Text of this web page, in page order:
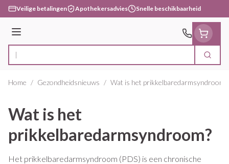
Ga naar de inhoud
Veilige betalingen Apothekersadvies Snelle beschikbaarheid
Menu
Product, merk, categorie... Zoek
Home / Gezondheidsnieuws / Wat is het prikkelbaredarmsyndroom?
Wat is het
prikkelbaredarmsyndroom?
Het prikkelbaredarmsyndroom (PDS) is een chronische